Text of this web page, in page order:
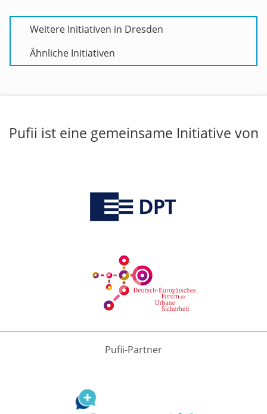
Weitere Initiativen in Dresden
Ähnliche Initiativen
Pufii ist eine gemeinsame Initiative von
Pufii-Partner